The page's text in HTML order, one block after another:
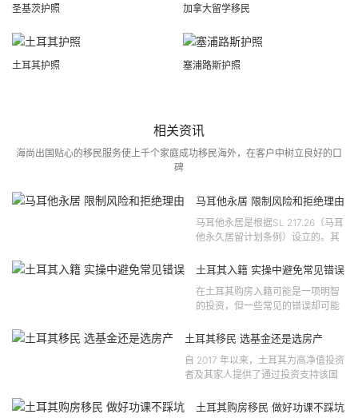
圣基茨护照 加拿大留学移民
土耳其护照 塞浦路斯护照
相关资讯
海尚出国贴心的移民服务使上千个家庭成功移民海外，在客户中树立良好的口
碑
马耳他永居 限制风险和拒绝理由
马耳他永居是根据SL 217.26（马耳
他永久居留计划条例）设立的。其
121 号法律公告，并随后根据2024
土耳其入籍 实操中避免常见错误
在土耳其购房入籍可能是一项明智
的投资，但一些常见的错误却可能
失。许多投资者轻信营销宣传或不
土耳其移民 选基金还是选房产
自 2017 年以来，土耳其为高净值投资
者及其家人提供了通过投资支持该国
会。 该计划的一大亮点在于其涵盖广
土耳其购房移民 做好功课不踩坑